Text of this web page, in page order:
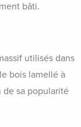
bâti.
utilisés dans
bois lamellé à
de sa popularité